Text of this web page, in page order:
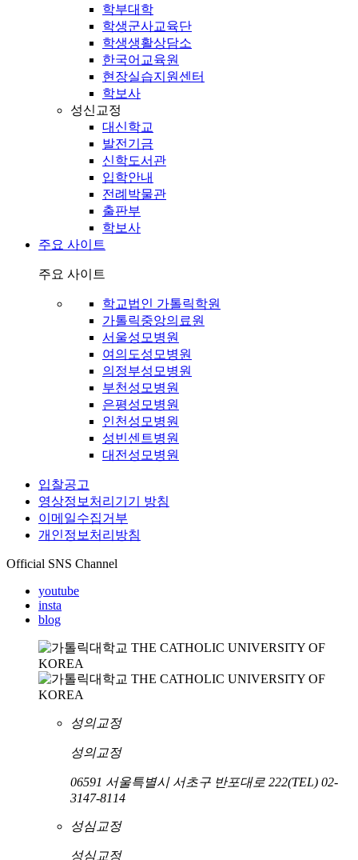
학부대학
학생군사교육단
학생생활상담소
한국어교육원
현장실습지원센터
학보사
성신교정
대신학교
발전기금
신학도서관
입학안내
전례박물관
출판부
학보사
주요 사이트
주요 사이트
학교법인 가톨릭학원
가톨릭중앙의료원
서울성모병원
여의도성모병원
의정부성모병원
부천성모병원
은평성모병원
인천성모병원
성빈센트병원
대전성모병원
입찰공고
영상정보처리기기 방침
이메일수집거부
개인정보처리방침
Official SNS Channel
youtube
insta
blog
성의교정
성의교정
06591 서울특별시 서초구 반포대로 222(TEL) 02-
3147-8114
성심교정
성심교정